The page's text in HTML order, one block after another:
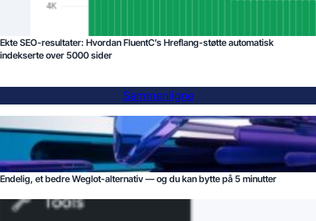
Ekte SEO-resultater: Hvordan FluentC’s Hreflang-støtte automatisk
indekserte over 5000 sider
Sammenligne
Endelig, et bedre Weglot-alternativ — og du kan bytte på 5 minutter